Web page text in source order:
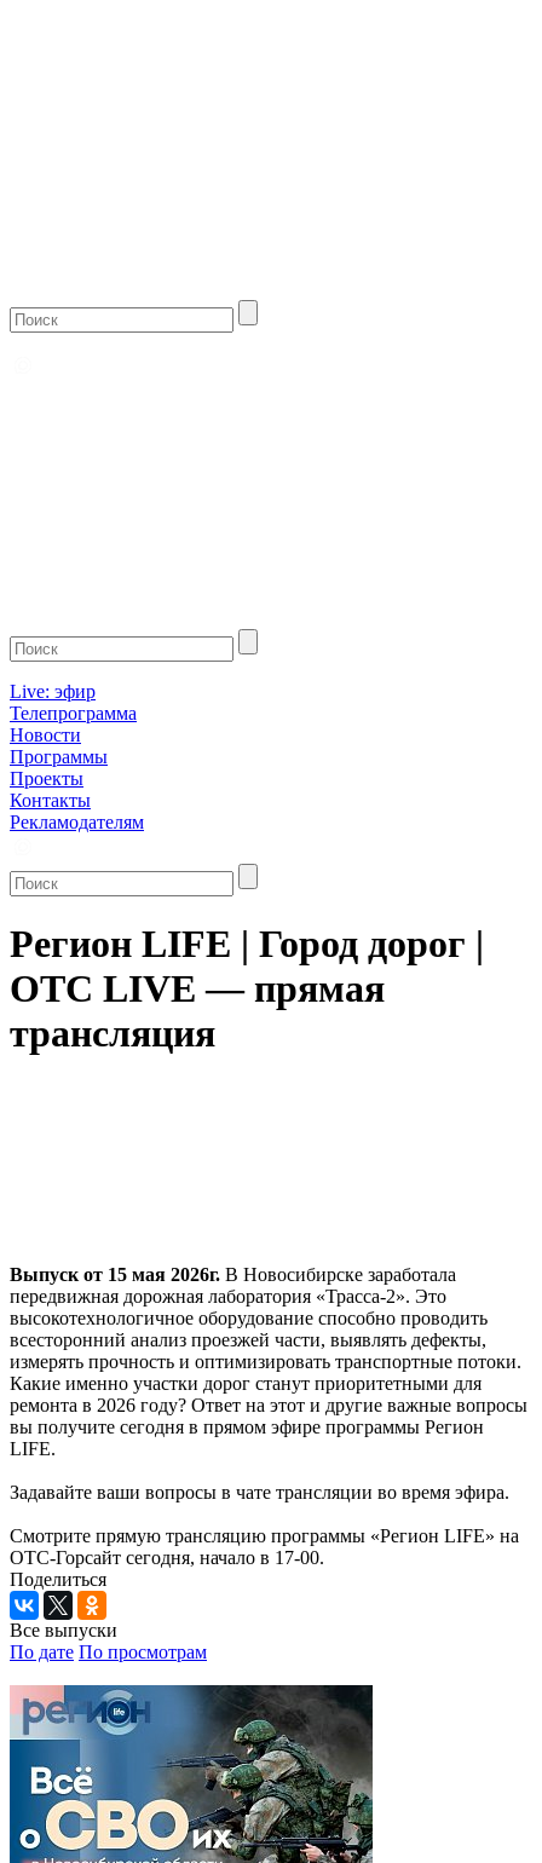
Live: эфир
Телепрограмма
Новости
Программы
Проекты
Контакты
Рекламодателям
Регион LIFE | Город дорог |
ОТС LIVE — прямая
трансляция
Выпуск от 15 мая 2026г. В Новосибирске заработала
передвижная дорожная лаборатория «Трасса-2». Это
высокотехнологичное оборудование способно проводить
всесторонний анализ проезжей части, выявлять дефекты,
измерять прочность и оптимизировать транспортные потоки.
Какие именно участки дорог станут приоритетными для
ремонта в 2026 году? Ответ на этот и другие важные вопросы
вы получите сегодня в прямом эфире программы Регион
LIFE.
Задавайте ваши вопросы в чате трансляции во время эфира.
Смотрите прямую трансляцию программы «Регион LIFE» на
ОТС-Горсайт сегодня, начало в 17-00.
Поделиться
Все выпуски
По дате По просмотрам